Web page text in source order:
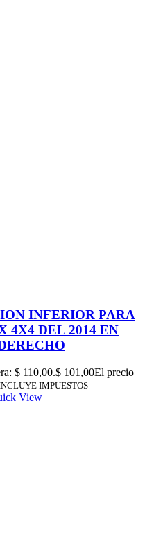
INFERIOR PARA
4X4 DEL 2014 EN
$ 110,00.$ 101,00El precio
IMPUESTOS
View